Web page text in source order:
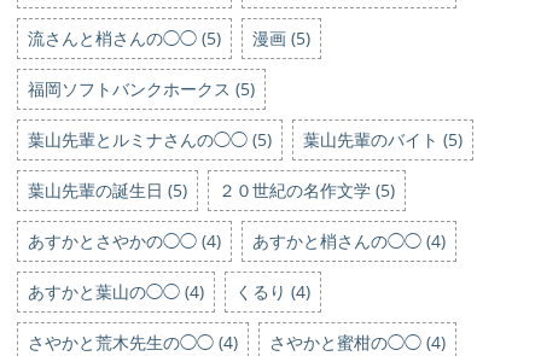
流さんと梢さんの◯◯ (5) 漫画 (5)
福岡ソフトバンクホークス (5)
葉山先輩とルミナさんの◯◯ (5) 葉山先輩のバイト (5)
葉山先輩の誕生日 (5) ２０世紀の名作文学 (5)
あすかとさやかの◯◯ (4) あすかと梢さんの◯◯ (4)
あすかと葉山の◯◯ (4) くるり (4)
さやかと荒木先生の◯◯ (4) さやかと蜜柑の◯◯ (4)